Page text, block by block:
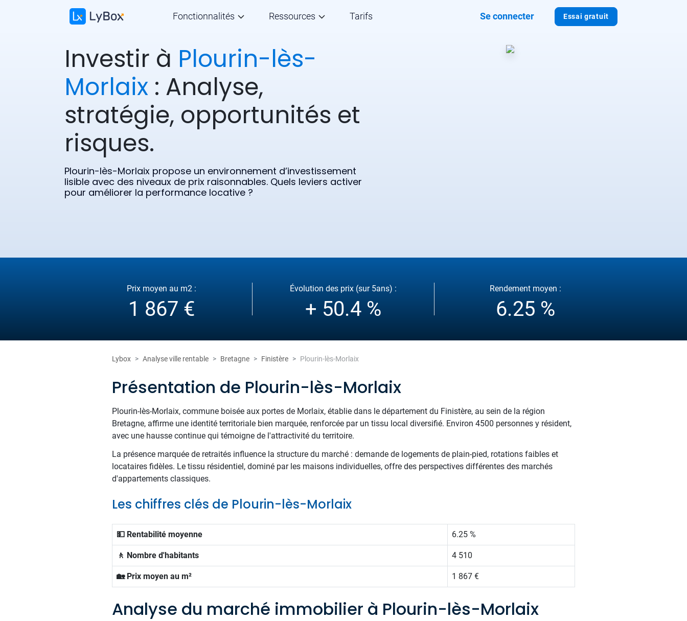
Essai gratuit
Fonctionnalités Ressources Tarifs Se connecter
Investir à Plourin-lès-
Morlaix : Analyse,
stratégie, opportunités et
risques.
Plourin-lès-Morlaix propose un environnement d’investissement
lisible avec des niveaux de prix raisonnables. Quels leviers activer
pour améliorer la performance locative ?
Prix moyen au m2 :
1 867 €
Évolution des prix (sur 5ans) :
+ 50.4 %
Rendement moyen :
6.25 %
Lybox Analyse ville rentable Bretagne Finistère Plourin-lès-Morlaix
Présentation de Plourin-lès-Morlaix
Plourin-lès-Morlaix, commune boisée aux portes de Morlaix, établie dans le département du Finistère, au sein de la région
Bretagne, affirme une identité territoriale bien marquée, renforcée par un tissu local diversifié. Environ 4500 personnes y résident,
avec une hausse continue qui témoigne de l'attractivité du territoire.
La présence marquée de retraités influence la structure du marché : demande de logements de plain-pied, rotations faibles et
locataires fidèles. Le tissu résidentiel, dominé par les maisons individuelles, offre des perspectives différentes des marchés
d'appartements classiques.
Les chiffres clés de Plourin-lès-Morlaix
💵 Rentabilité moyenne 6.25 %
🚶 Nombre d'habitants 4 510
🏡 Prix moyen au m² 1 867 €
Analyse du marché immobilier à Plourin-lès-Morlaix